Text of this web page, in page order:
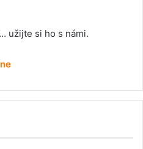
užijte si ho s námi.